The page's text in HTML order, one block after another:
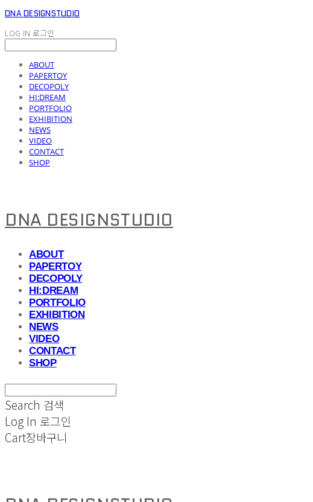
DNA DESIGNSTUDIO
LOG IN 로그인
ABOUT
PAPERTOY
DECOPOLY
HI:DREAM
PORTFOLIO
EXHIBITION
NEWS
VIDEO
CONTACT
SHOP
DNA DESIGNSTUDIO
ABOUT
PAPERTOY
DECOPOLY
HI:DREAM
PORTFOLIO
EXHIBITION
NEWS
VIDEO
CONTACT
SHOP
Search 검색
Log In 로그인
Cart장바구니